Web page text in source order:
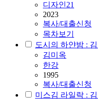
디자인21
2023
복사/대출신청
목차보기
도시의 하얀밤 :
김미옥
한강
1995
복사/대출신청
미스김 라일락 :